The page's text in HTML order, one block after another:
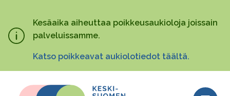
pääsisältöönKesäaika aiheuttaa poikkeusaukioloja joissain
palveluissamme.
Katso poikkeavat aukiolotiedot täältä.